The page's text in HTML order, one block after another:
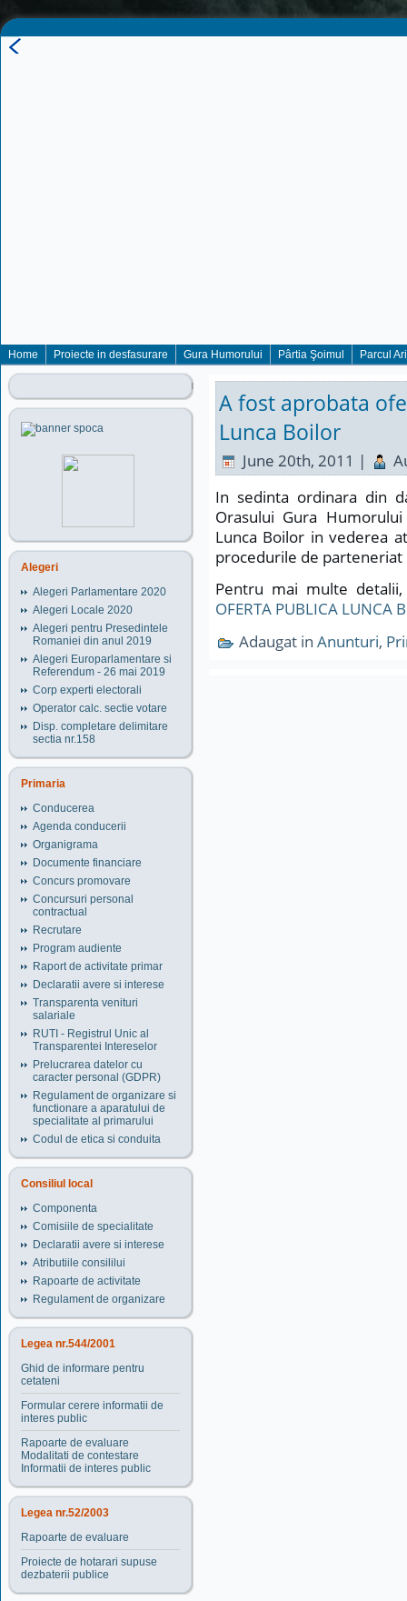
Home Proiecte in desfasurare Gura Humorului Pârtia Şoimul Parcul
Alegeri
Alegeri Parlamentare 2020
Alegeri Locale 2020
Alegeri pentru Presedintele
Romaniei din anul 2019
Alegeri Europarlamentare si
Referendum - 26 mai 2019
Corp experti electorali
Operator calc. sectie votare
Disp. completare delimitare
sectia nr.158
Primaria
Conducerea
Agenda conducerii
Organigrama
Documente financiare
Concurs promovare
Concursuri personal
contractual
Recrutare
Program audiente
Raport de activitate primar
Declaratii avere si interese
Transparenta venituri
salariale
RUTI - Registrul Unic al
Transparentei Intereselor
Prelucrarea datelor cu
caracter personal (GDPR)
Regulament de organizare si
functionare a aparatului de
specialitate al primarului
Codul de etica si conduita
Consiliul local
Componenta
Comisiile de specialitate
Declaratii avere si interese
Atributiile consililui
Rapoarte de activitate
Regulament de organizare
Legea nr.544/2001
Ghid de informare pentru
cetateni
Formular cerere informatii de
interes public
Rapoarte de evaluare
Modalitati de contestare
Informatii de interes public
Legea nr.52/2003
Rapoarte de evaluare
Proiecte de hotarari supuse
dezbaterii publice
A fost aprobata
Lunca Boilor
June 20th, 2011 |
In sedinta ordinara din
Orasului Gura
Lunca Boilor in vederea
procedurile de parteneriat
Pentru mai multe
OFERTA PUBLICA LUNCA
Adaugat in Anunturi,